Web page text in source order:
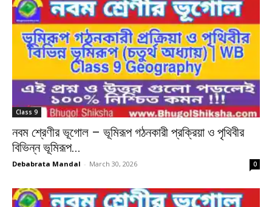
Class 9
নবম শ্রেণীর ভূগোল – ভূমিরূপ গঠনকারী প্রক্রিয়া ও পৃথিবীর
বিভিন্ন ভূমিরূপ...
Debabrata Mandal - March 30, 2026 0